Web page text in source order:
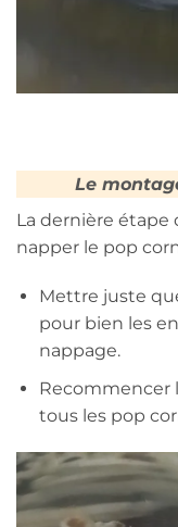
Le
La dernière étape
napper le pop
Mettre juste
pour bien les
nappage.
Recommencer
tous les pop